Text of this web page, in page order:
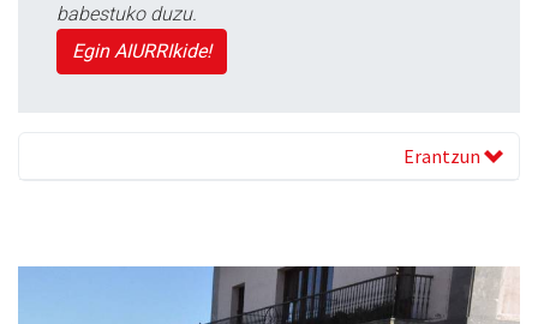
babestuko duzu.
Egin AIURRIkide!
Erantzun